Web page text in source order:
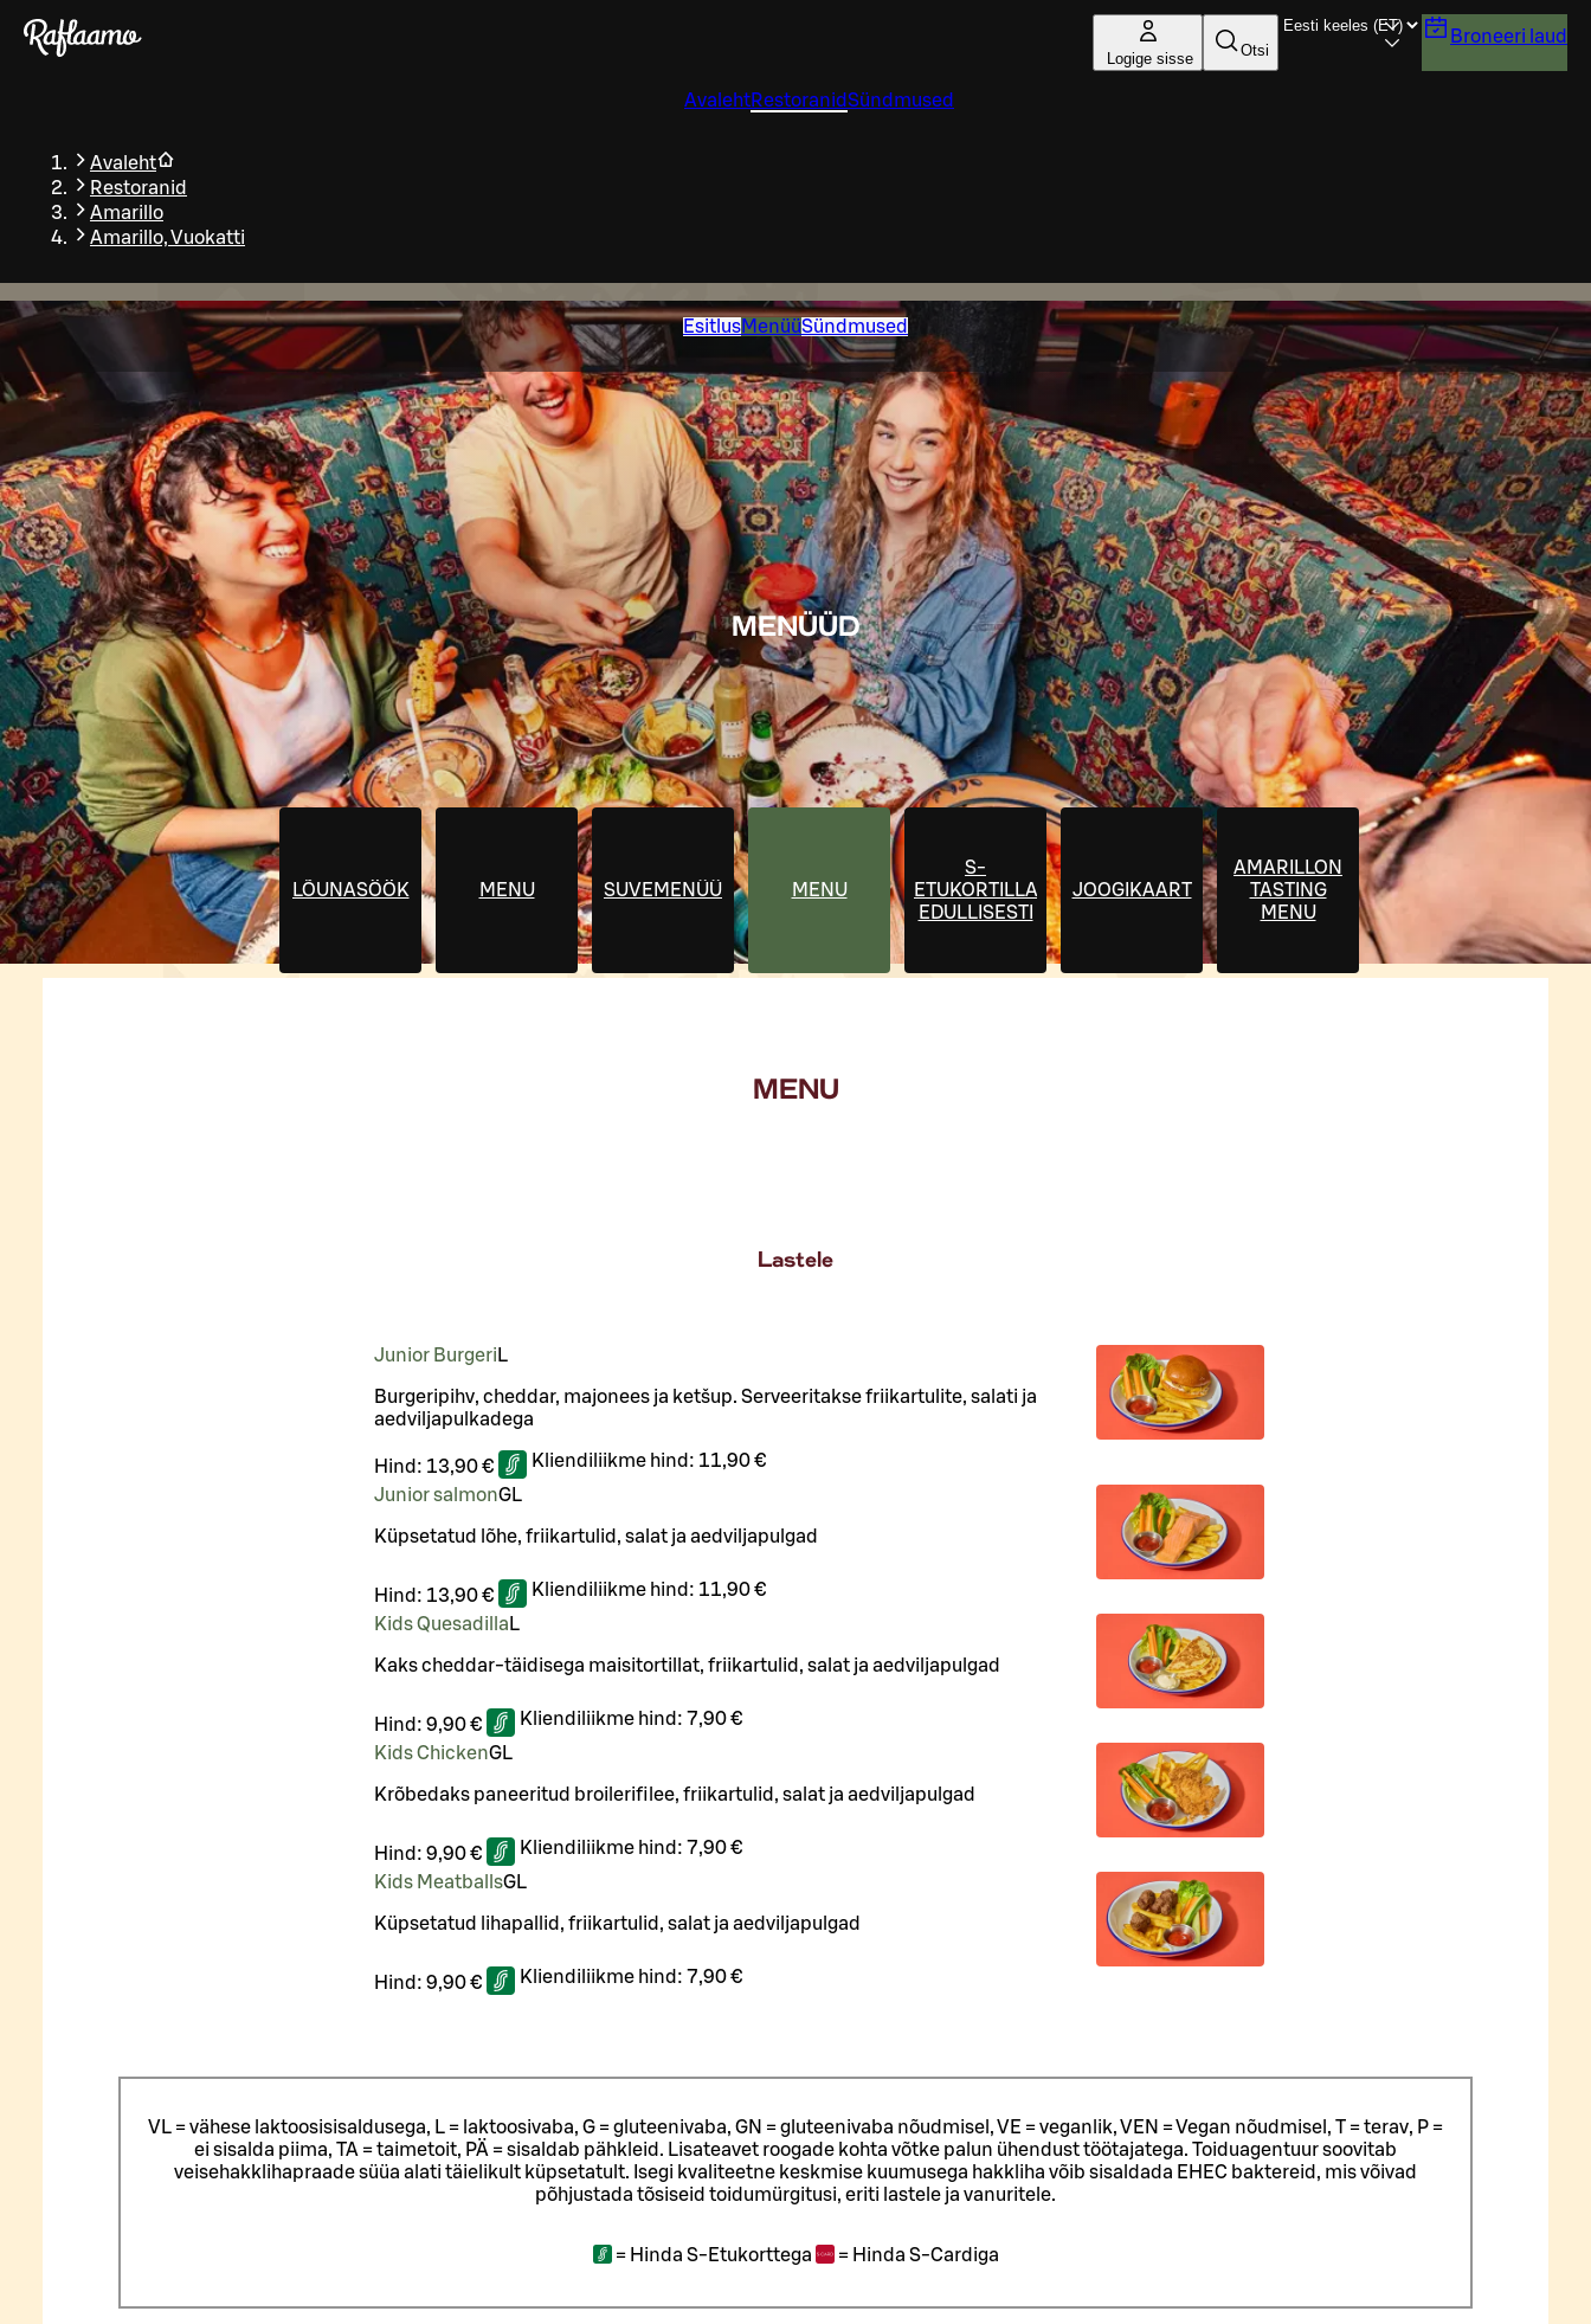
Liigu peamise sisu juurde
Logige sisse Otsi
Broneeri laud
AvalehtRestoranidSündmused
Avaleht
Restoranid
Amarillo
Amarillo, Vuokatti
EsitlusMenüüSündmused
MENÜÜD
LÕUNASÖÖK MENU SUVEMENÜÜ MENU
S-
ETUKORTILLA
EDULLISESTI
JOOGIKAART
AMARILLON
TASTING
MENU
MENU
Lastele
Junior Burgeri L
Burgeripihv, cheddar, majonees ja ketšup. Serveeritakse friikartulite, salati ja
aedviljapulkadega
Hind: 13,90 € Kliendiliikme hind: 11,90 €
Junior salmonGL
Küpsetatud lõhe, friikartulid, salat ja aedviljapulgad
Hind: 13,90 € Kliendiliikme hind: 11,90 €
Kids Quesadilla L
Kaks cheddar-täidisega maisitortillat, friikartulid, salat ja aedviljapulgad
Hind: 9,90 € Kliendiliikme hind: 7,90 €
Kids ChickenGL
Krõbedaks paneeritud broilerifilee, friikartulid, salat ja aedviljapulgad
Hind: 9,90 € Kliendiliikme hind: 7,90 €
Kids MeatballsGL
Küpsetatud lihapallid, friikartulid, salat ja aedviljapulgad
Hind: 9,90 € Kliendiliikme hind: 7,90 €
VL = vähese laktoosisisaldusega, L = laktoosivaba, G = gluteenivaba, GN = gluteenivaba nõudmisel, VE = veganlik, VEN = Vegan nõudmisel, T = terav, P =
ei sisalda piima, TA = taimetoit, PÄ = sisaldab pähkleid. Lisateavet roogade kohta võtke palun ühendust töötajatega. Toiduagentuur soovitab
veisehakklihapraade süüa alati täielikult küpsetatult. Isegi kvaliteetne keskmise kuumusega hakkliha võib sisaldada EHEC baktereid, mis võivad
põhjustada tõsiseid toidumürgitusi, eriti lastele ja vanuritele.
= Hinda S-Etukorttega = Hinda S-Cardiga